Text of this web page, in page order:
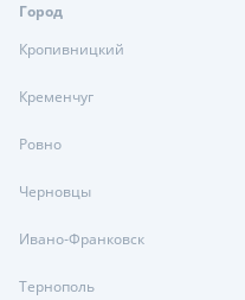
Город
Кропивницкий
Кременчуг
Ровно
Черновцы
Ивано-Франковск
Тернополь